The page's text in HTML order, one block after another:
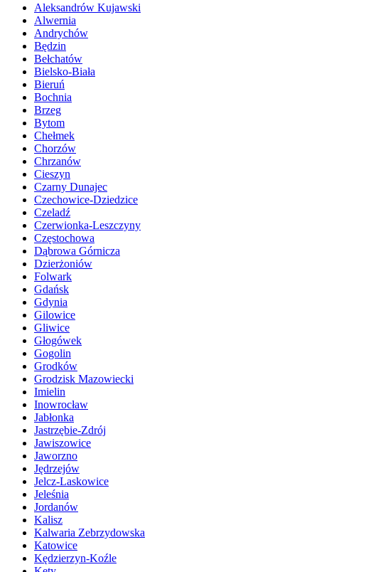
Aleksandrów Kujawski
Alwernia
Andrychów
Będzin
Bełchatów
Bielsko-Biała
Bieruń
Bochnia
Brzeg
Bytom
Chełmek
Chorzów
Chrzanów
Cieszyn
Czarny Dunajec
Czechowice-Dziedzice
Czeladź
Czerwionka-Leszczyny
Częstochowa
Dąbrowa Górnicza
Dzierżoniów
Folwark
Gdańsk
Gdynia
Gilowice
Gliwice
Głogówek
Gogolin
Grodków
Grodzisk Mazowiecki
Imielin
Inowrocław
Jabłonka
Jastrzębie-Zdrój
Jawiszowice
Jaworzno
Jędrzejów
Jelcz-Laskowice
Jeleśnia
Jordanów
Kalisz
Kalwaria Zebrzydowska
Katowice
Kędzierzyn-Koźle